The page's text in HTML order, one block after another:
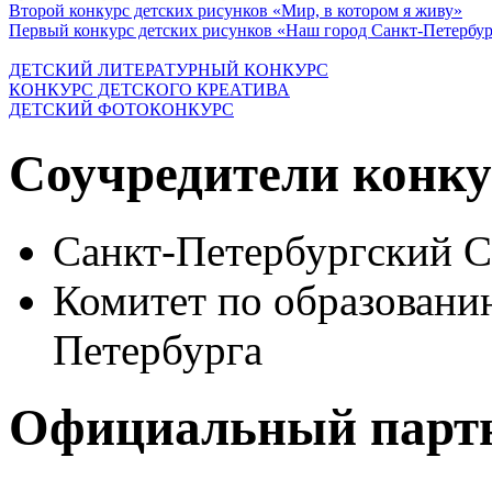
Второй конкурс детских рисунков «Мир, в котором я живу»
Первый конкурс детских рисунков «Наш город Санкт-
ДЕТСКИЙ ЛИТЕРАТУРНЫЙ КОНКУРС
КОНКУРС ДЕТСКОГО КРЕАТИВА
ДЕТСКИЙ ФОТОКОНКУРС
Соучредители
Санкт-Петербургский
Комитет по
Петербурга
Официальный